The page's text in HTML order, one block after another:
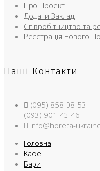
Про Проект
Додати Заклад
Співробітництво та
Реєстрація Нового
Наші Контакти
(095) 858-08-53
(093) 901-43-46
info@horeca-
Головна
Кафе
Бари